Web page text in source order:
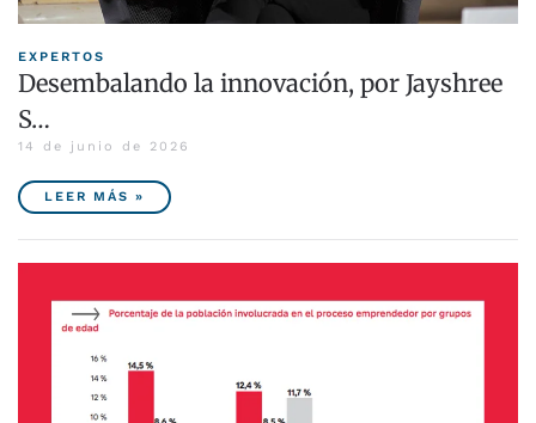
EXPERTOS
Desembalando la innovación, por Jayshree
S…
14 de junio de 2026
LEER MÁS »